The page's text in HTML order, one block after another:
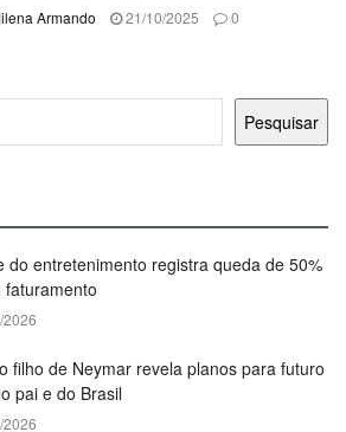
Armando 21/10/2025 0
Pesquisar
do entretenimento registra queda de 50%
faturamento
filho de Neymar revela planos para futuro
pai e do Brasil